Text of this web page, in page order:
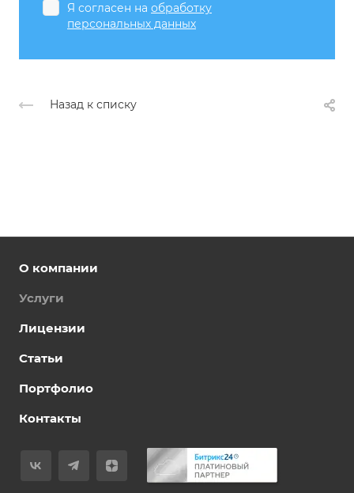
Я согласен на обработку
персональных данных
Назад к списку
О компании
Услуги
Лицензии
Статьи
Портфолио
Контакты